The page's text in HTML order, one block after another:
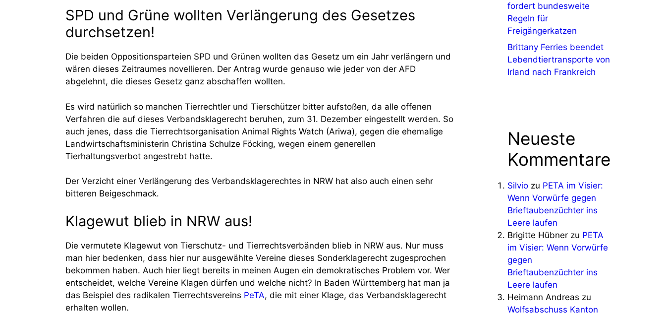
SPD und Grüne wollten Verlängerung des Gesetzes
durchsetzen!
Die beiden Oppositionsparteien SPD und Grünen wollten das Gesetz um ein Jahr verlängern und
wären dieses Zeitraumes novellieren. Der Antrag wurde genauso wie jeder von der AFD
abgelehnt, die dieses Gesetz ganz abschaffen wollten.
Es wird natürlich so manchen Tierrechtler und Tierschützer bitter aufstoßen, da alle offenen
Verfahren die auf dieses Verbandsklagerecht beruhen, zum 31. Dezember eingestellt werden. So
auch jenes, dass die Tierrechtsorganisation Animal Rights Watch (Ariwa), gegen die ehemalige
Landwirtschaftsministerin Christina Schulze Föcking, wegen einem generellen
Tierhaltungsverbot angestrebt hatte.
Der Verzicht einer Verlängerung des Verbandsklagerechtes in NRW hat also auch einen sehr
bitteren Beigeschmack.
Klagewut blieb in NRW aus!
Die vermutete Klagewut von Tierschutz- und Tierrechtsverbänden blieb in NRW aus. Nur muss
man hier bedenken, dass hier nur ausgewählte Vereine dieses Sonderklagerecht zugesprochen
bekommen haben. Auch hier liegt bereits in meinen Augen ein demokratisches Problem vor. Wer
entscheidet, welche Vereine Klagen dürfen und welche nicht? In Baden Württemberg hat man ja
das Beispiel des radikalen Tierrechtsvereins PeTA, die mit einer Klage, das Verbandsklagerecht
erhalten wollen.
fordert bundesweite
Regeln für
Freigängerkatzen
Brittany Ferries beendet
Lebendtiertransporte von
Irland nach Frankreich
Neueste
Kommentare
Silvio zu PETA im Visier:
Wenn Vorwürfe gegen
Brieftaubenzüchter ins
Leere laufen
Brigitte Hübner zu PETA
im Visier: Wenn Vorwürfe
gegen
Brieftaubenzüchter ins
Leere laufen
Heimann Andreas zu
Wolfsabschuss Kanton